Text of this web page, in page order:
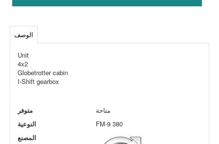
الوصف
Unit
4x2
Globetrotter cabin
I-Shift gearbox
متوفر
متاحة
النوعية
FM-9 380
المصنع